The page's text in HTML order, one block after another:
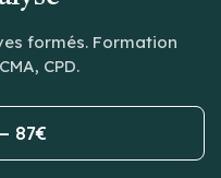
formés. Formation
CPD.
87€